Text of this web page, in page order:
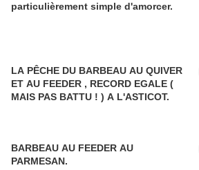
particulièrement simple d'amorcer.
LA PÊCHE DU BARBEAU AU QUIVER
ET AU FEEDER , RECORD EGALE (
MAIS PAS BATTU ! ) A L'ASTICOT.
BARBEAU AU FEEDER AU
PARMESAN.